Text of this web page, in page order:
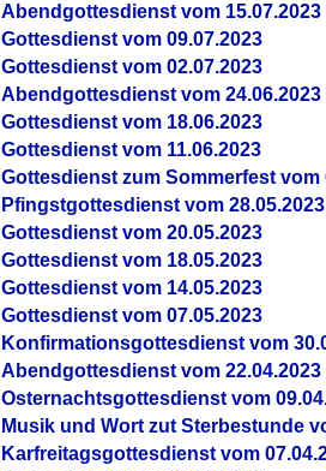
Abendgottesdienst vom 15.07.2023
Gottesdienst vom 09.07.2023
Gottesdienst vom 02.07.2023
Abendgottesdienst vom 24.06.2023
Gottesdienst vom 18.06.2023
Gottesdienst vom 11.06.2023
Gottesdienst zum Sommerfest vom
Pfingstgottesdienst vom 28.05.2023
Gottesdienst vom 20.05.2023
Gottesdienst vom 18.05.2023
Gottesdienst vom 14.05.2023
Gottesdienst vom 07.05.2023
Konfirmationsgottesdienst vom
Abendgottesdienst vom 22.04.2023
Osternachtsgottesdienst vom
Musik und Wort zut Sterbestunde
Karfreitagsgottesdienst vom